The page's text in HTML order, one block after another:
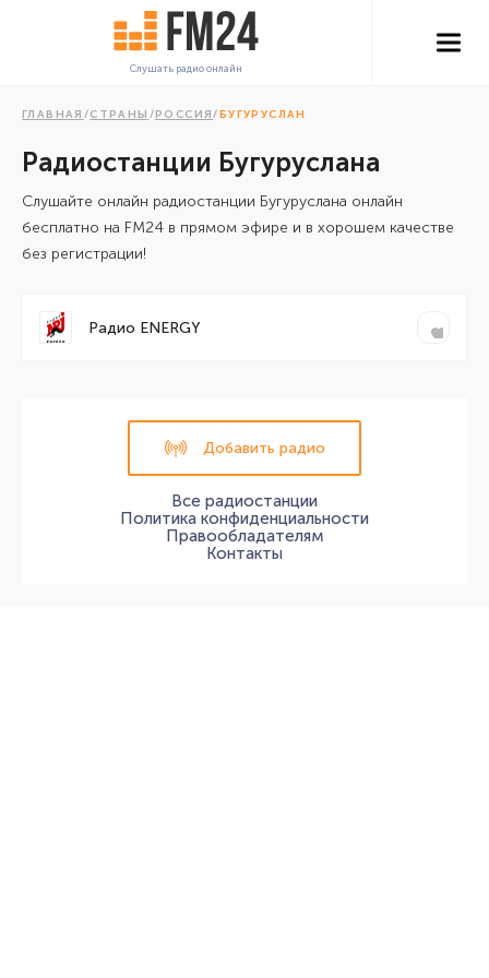
Слушать радио онлайн
ГЛАВНАЯ /СТРАНЫ /РОССИЯ/БУГУРУСЛАН
Радиостанции Бугуруслана
Cлушайте онлайн радиостанции Бугуруслана онлайн
бесплатно на FM24 в прямом эфире и в хорошем качестве
без регистрации!
Радио ENERGY
Добавить радио
Все радиостанции
Политика конфиденциальности
Правообладателям
Контакты